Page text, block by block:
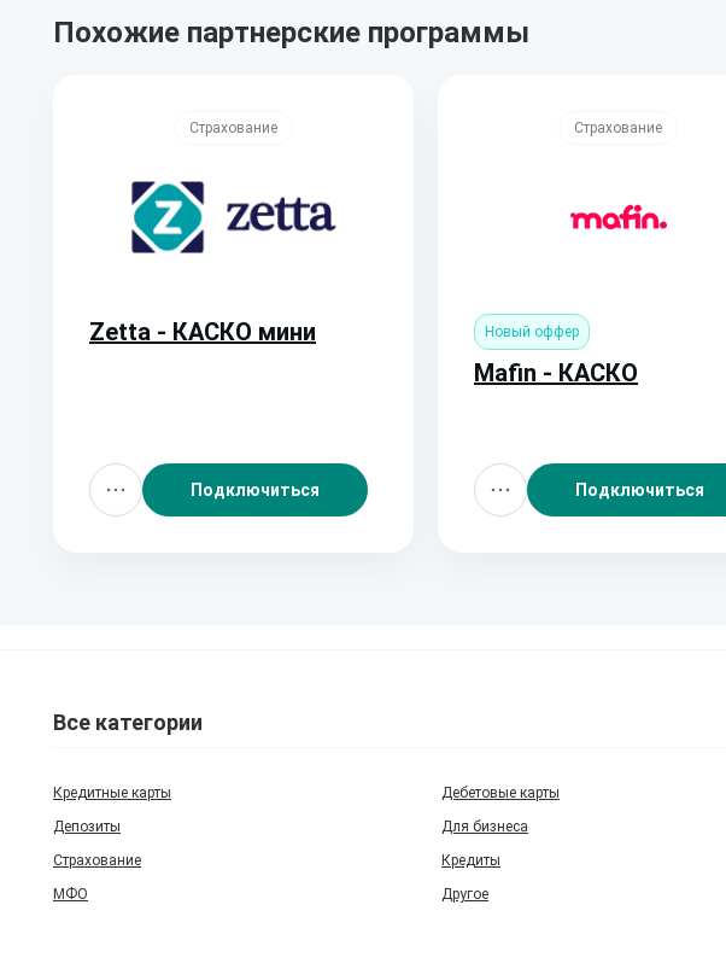
Похожие партнерские программы
Страхование
Zetta - КАСКО мини
Подключиться
Страхование
Новый оффер
Mafin - КАСКО
Подключиться
Все категории
Кредитные карты
Дебетовые карты
Депозиты
Для бизнеса
Страхование
Кредиты
МФО
Другое